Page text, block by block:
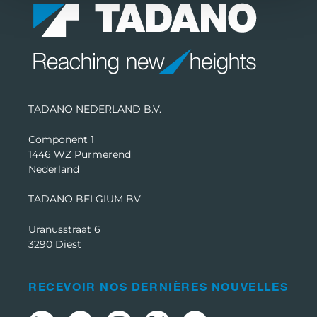
TADANO NEDERLAND B.V.
Component 1
1446 WZ Purmerend
Nederland
TADANO BELGIUM BV
Uranusstraat 6
3290 Diest
RECEVOIR NOS DERNIÈRES NOUVELLES